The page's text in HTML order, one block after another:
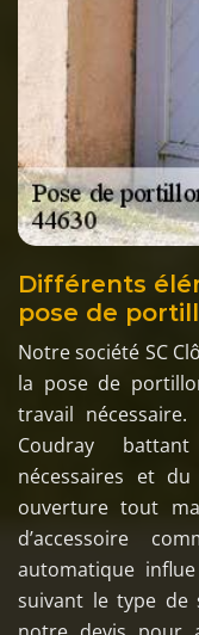
Différents
pose de
Notre société SC
la pose de
travail
Coudray
nécessaires et
ouverture tout
d’accessoire
automatique
suivant le type de